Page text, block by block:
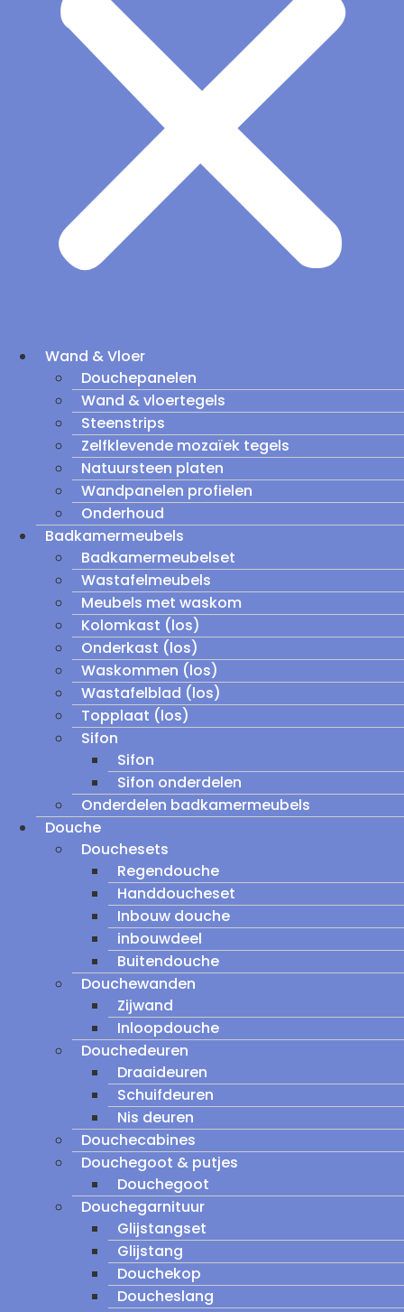
Wand & Vloer
Douchepanelen
Wand & vloertegels
Steenstrips
Zelfklevende mozaïek tegels
Natuursteen platen
Wandpanelen profielen
Onderhoud
Badkamermeubels
Badkamermeubelset
Wastafelmeubels
Meubels met waskom
Kolomkast (los)
Onderkast (los)
Waskommen (los)
Wastafelblad (los)
Topplaat (los)
Sifon
Sifon
Sifon onderdelen
Onderdelen badkamermeubels
Douche
Douchesets
Regendouche
Handdoucheset
Inbouw douche
inbouwdeel
Buitendouche
Douchewanden
Zijwand
Inloopdouche
Douchedeuren
Draaideuren
Schuifdeuren
Nis deuren
Douchecabines
Douchegoot & putjes
Douchegoot
Douchegarnituur
Glijstangset
Glijstang
Douchekop
Doucheslang